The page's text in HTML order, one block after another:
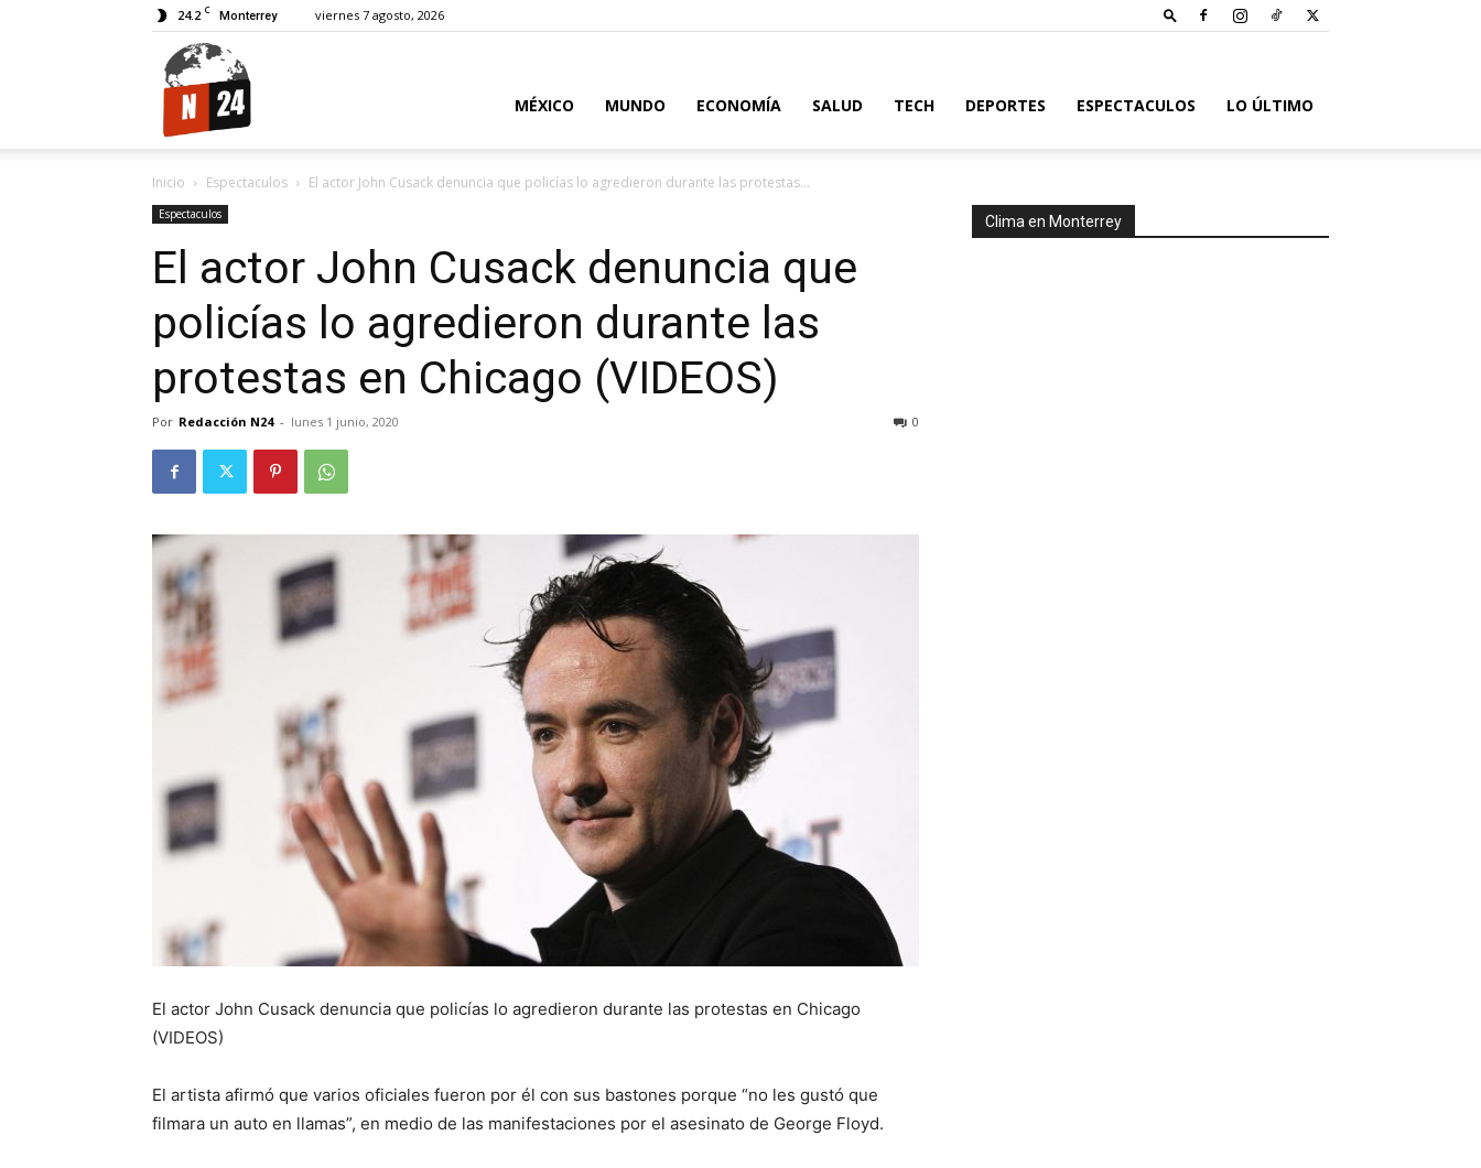
24.2 C Monterrey viernes 7 agosto, 2026
MÉXICO MUNDO ECONOMÍA SALUD TECH DEPORTES ESPECTACULOS LO ÚLTIMO
Inicio Espectaculos El actor John Cusack denuncia que policías lo agredieron durante las protestas...
Espectaculos
El actor John Cusack denuncia que
policías lo agredieron durante las
protestas en Chicago (VIDEOS)
Por Redacción N24 - lunes 1 junio, 2020 0
El actor John Cusack denuncia que policías lo agredieron durante las protestas en Chicago
(VIDEOS)
El artista afirmó que varios oficiales fueron por él con sus bastones porque “no les gustó que
filmara un auto en llamas”, en medio de las manifestaciones por el asesinato de George Floyd.
Clima en Monterrey